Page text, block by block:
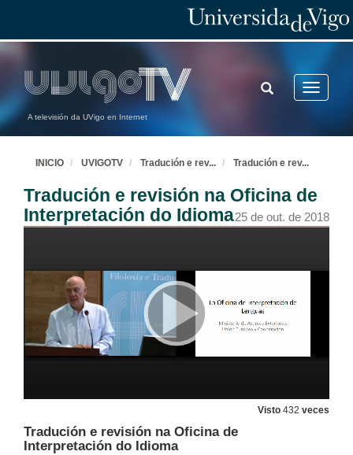
A televisión da UVigo en Internet
Toggle
TOGGLE
SEARCH
INICIO UVIGOTV Tradución e rev... Tradución e rev...
Tradución e revisión na Oficina de
Interpretación do Idioma25 de out. de 2018
Visto 432 veces
Tradución e revisión na Oficina de
Interpretación do Idioma